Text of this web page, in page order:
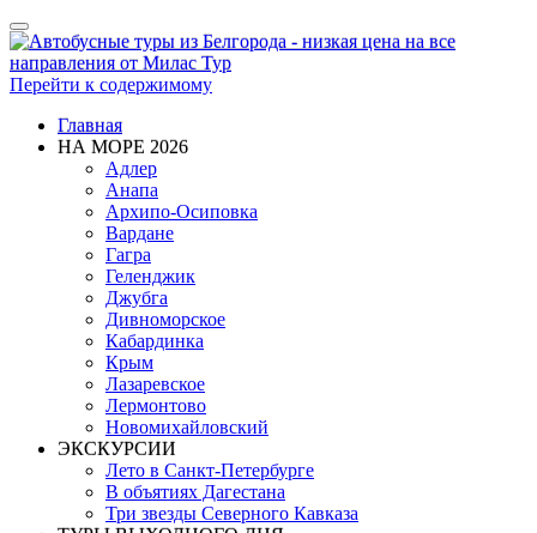
Показать/
Скрыть
навигацию
Перейти к содержимому
Главная
НА МОРЕ 2026
Адлер
Анапа
Архипо-Осиповка
Вардане
Гагра
Геленджик
Джубга
Дивноморское
Кабардинка
Крым
Лазаревское
Лермонтово
Новомихайловский
ЭКСКУРСИИ
Лето в Санкт-Петербурге
В объятиях Дагестана
Три звезды Северного Кавказа